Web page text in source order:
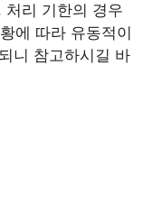
처리 기한의 경우
에 따라 유동적이
니 참고하시길 바